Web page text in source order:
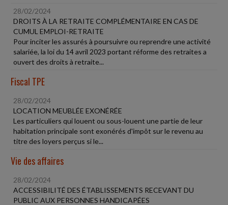
28/02/2024
DROITS À LA RETRAITE COMPLÉMENTAIRE EN CAS DE
CUMUL EMPLOI-RETRAITE
Pour inciter les assurés à poursuivre ou reprendre une activité
salariée, la loi du 14 avril 2023 portant réforme des retraites a
ouvert des droits à retraite...
Fiscal TPE
28/02/2024
LOCATION MEUBLÉE EXONÉRÉE
Les particuliers qui louent ou sous-louent une partie de leur
habitation principale sont exonérés d'impôt sur le revenu au
titre des loyers perçus si le...
Vie des affaires
28/02/2024
ACCESSIBILITÉ DES ÉTABLISSEMENTS RECEVANT DU
PUBLIC AUX PERSONNES HANDICAPÉES